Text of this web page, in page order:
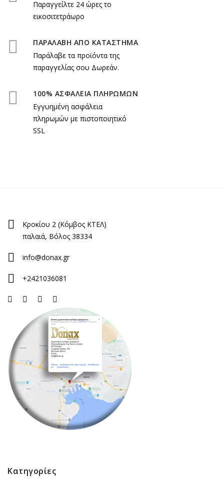
Παραγγείλτε 24 ώρες το
εικοσιτετράωρο
ΠΑΡΑΛΑΒΗ ΑΠΟ ΚΑΤΑΣΤΗΜΑ
Παράλαβε τα προϊόντα της
παραγγελίας σου Δωρεάν.
100% ΑΣΦΑΛΕΙΑ ΠΛΗΡΩΜΩΝ
Εγγυημένη ασφάλεια
πληρωμών με πιστοποιητικό
SSL
Κροκίου 2 (Κόμβος ΚΤΕΛ)
παλαιά, Βόλος 38334
info@donax.gr
+2421036081
Κατηγορίες